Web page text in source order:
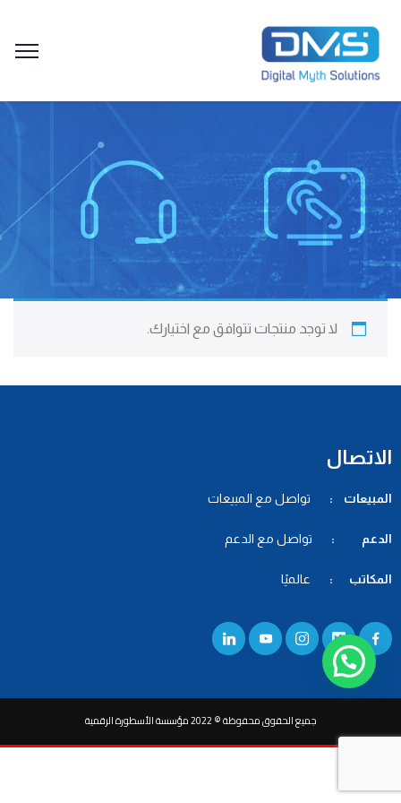
لا توجد منتجات تتوافق مع اختيارك.
الاتصال
المبيعات : تواصل مع المبيعات
الدعم : تواصل مع الدعم
المكاتب : عالميًا
جميع الحقوق محفوظة © 2022 مؤسسة الأسطورة الرقمية